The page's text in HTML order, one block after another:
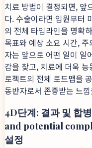
치료 방법이 결정되면, 앞
다. 수술이라면 입원부터
의 전체 타임라인을 명확
목표와 예상 소요 시간,
자는 앞으로 어떤 일이 일
감을 찾고, 치료에 더욱
로젝트의 전체 로드맵을
동반자로서 존중받는 느
4D단계: 결과 및 합
and potential
설정